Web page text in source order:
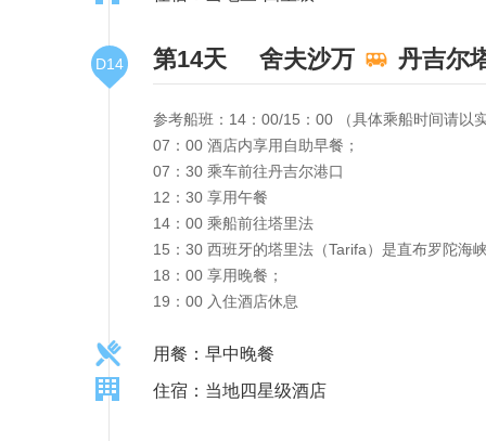
D14 第14天 舍夫沙万 丹吉尔
参考船班：14：00/15：00 （具体乘船时间请以
07：00 酒店内享用自助早餐；
07：30 乘车前往丹吉尔港口
12：30 享用午餐
14：00 乘船前往塔里法
15：30 西班牙的塔里法（Tarifa）是直布罗陀海
18：00 享用晚餐；
19：00 入住酒店休息
用餐：早中晚餐
住宿：当地四星级酒店